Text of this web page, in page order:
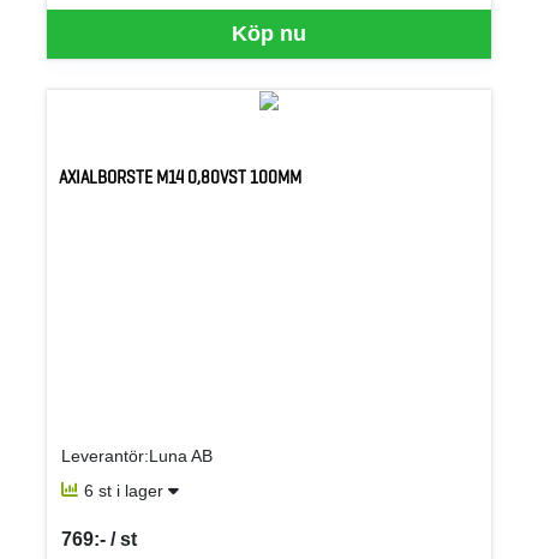
Köp nu
AXIALBORSTE M14 0,80VST 100MM
Leverantör:Luna AB
6 st i lager
769:- / st
SEK per ST